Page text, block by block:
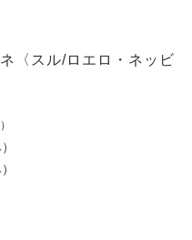
〈スル/ロエロ・ネッビ